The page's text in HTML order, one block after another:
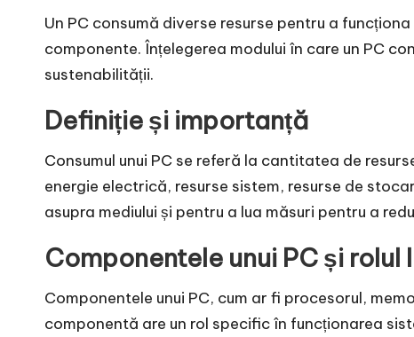
Un PC consumă diverse resurse pentru a
componente. Înțelegerea modului în care un PC
sustenabilității.
Definiție și importanță
Consumul unui PC se referă la cantitatea de
energie electrică, resurse sistem, resurse de
asupra mediului și pentru a lua măsuri pentru a
Componentele unui PC și rolul
Componentele unui PC, cum ar fi procesorul,
componentă are un rol specific în funcționarea